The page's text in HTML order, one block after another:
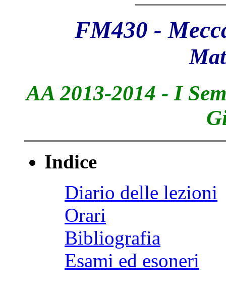
FM430 -
AA 2013-2014 - I
Indice
Diario delle lezioni
Orari
Bibliografia
Esami ed esoneri